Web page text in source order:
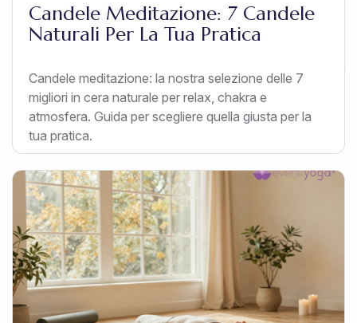
Candele Meditazione: 7 Candele
Naturali Per La Tua Pratica
Candele meditazione: la nostra selezione delle 7
migliori in cera naturale per relax, chakra e
atmosfera. Guida per scegliere quella giusta per la
tua pratica.